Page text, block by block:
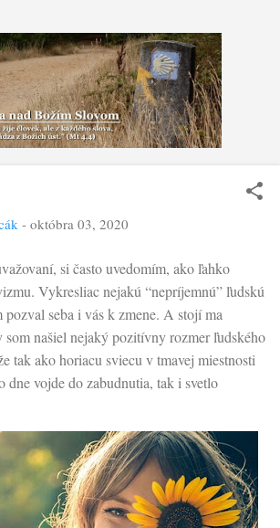
- októbra 03, 2020
si často uvedomím, ako ľahko
Vykresliac nejakú “nepríjemnú” ľudskú
pozval seba i vás k zmene. A stojí ma
som našiel nejaký pozitívny rozmer ľudského
tak ako horiacu sviecu v tmavej miestnosti
dne vojde do zabudnutia, tak i svetlo